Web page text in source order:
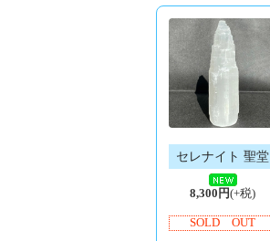
セレナイト 聖堂
8,300円(+税)
SOLD OUT